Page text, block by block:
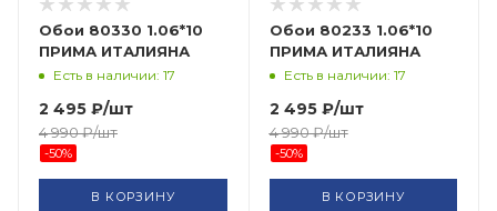
Обои 80330 1.06*10
ПРИМА ИТАЛИЯНА
Есть в наличии: 17
2 495 ₽/шт
4 990₽/шт
-50%
В КОРЗИНУ
Обои 80233 1.06*10
ПРИМА ИТАЛИЯНА
Есть в наличии: 17
2 495₽/шт
4 990₽/шт
-50%
В КОРЗИНУ